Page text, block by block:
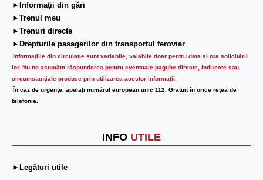
►Informaţii din gări
►Trenul meu
►Trenuri directe
►Drepturile pasagerilor din transportul feroviar
Informaţiile din circulaţie sunt variabile, valabile doar pentru data şi ora solicitării
lor. Nu ne asumăm răspunderea pentru eventuale pagube directe, indirecte sau
circumstanțiale produse prin utilizarea acestor informații.
În caz de urgenţe, apelaţi numărul european unic 112. Gratuit în orice reţea de
telefonie.
INFO UTILE
►Legături utile